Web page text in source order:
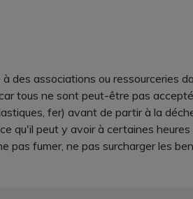
des associations ou ressourceries
tous ne sont peut-être pas
fer) avant de partir à la
qu'il peut y avoir à certaines heures
pas fumer, ne pas surcharger les